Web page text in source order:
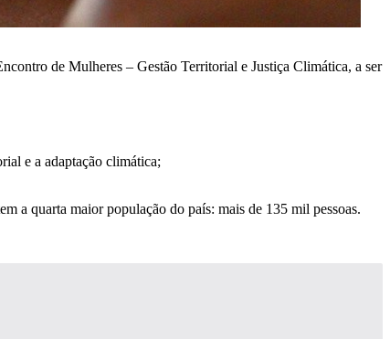
de Mulheres – Gestão Territorial e Justiça Climática, a ser
e a adaptação climática;
a quarta maior população do país: mais de 135 mil pessoas.